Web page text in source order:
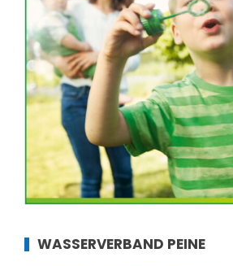
WASSERVERBAND PEINE